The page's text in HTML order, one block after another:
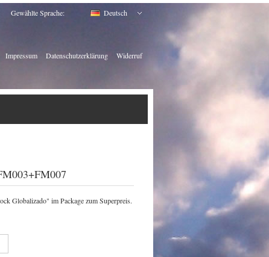
Gewählte Sprache: Deutsch
Impressum Datenschutzerklärung Widerruf
Globalizado" im Package zum Superpreis.